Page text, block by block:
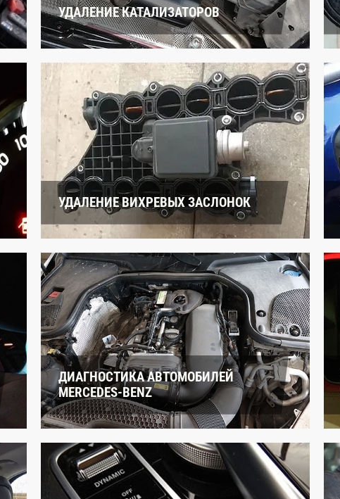
УДАЛЕНИЕ КАТАЛИЗАТОРОВ
УДАЛЕНИЕ ВИХРЕВЫХ ЗАСЛОНОК
ДИАГНОСТИКА АВТОМОБИЛЕЙ
MERCEDES-BENZ